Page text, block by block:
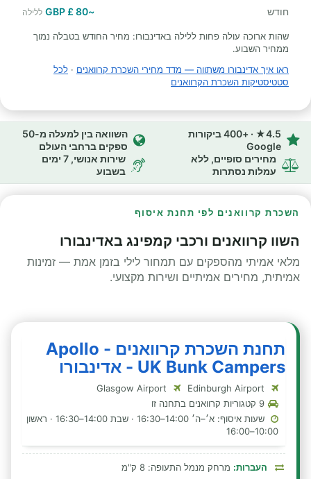
חודש ~80 £ GBP ללילה
שהות ארוכה עולה פחות ללילה באדינבורו: מחיר החודש בטבלה נמוך
ממחיר השבוע.
ראו איך אדינבורו משתווה — מדד מחירי השכרת קרוואנים · לכל
סטטיסטיקות השכרת הקרוואנים
4.5★ · +400 ביקורות
Google
השוואה בין למעלה מ-50
ספקים ברחבי העולם
מחירים סופיים, ללא
עמלות נסתרות
שירות אנושי, 7 ימים
בשבוע
השכרת קרוואנים לפי תחנת איסוף
השוו קרוואנים ורכבי קמפינג באדינבורו
מלאי אמיתי מהספקים עם תמחור לילי בזמן אמת — זמינות
אמיתית, מחירים אמיתיים ושירות מקצועי.
תחנת השכרת קרוואנים - Apollo
UK Bunk Campers - אדינבורו
שעות איסוף: א׳–ה׳ 14:00–16:30 · שבת 14:00–16:30 · ראשון
10:00–16:00
העברות: מרחק מנמל התעופה: 8 ק"מ